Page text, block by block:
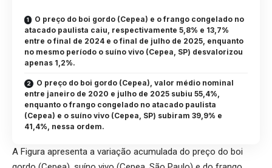
O preço do boi gordo (Cepea) e o frango congelado no
atacado paulista caiu, respectivamente 5,8% e 13,7%
entre o final de 2024 e o final de julho de 2025, enquanto
no mesmo período o suíno vivo (Cepea, SP) desvalorizou
apenas 1,2%.
O preço do boi gordo (Cepea), valor médio nominal
entre janeiro de 2020 e julho de 2025 subiu 55,4%,
enquanto o frango congelado no atacado paulista
(Cepea) e o suíno vivo (Cepea, SP) subiram 39,9% e
41,4%, nessa ordem.
A Figura apresenta a variação acumulada do preço do boi